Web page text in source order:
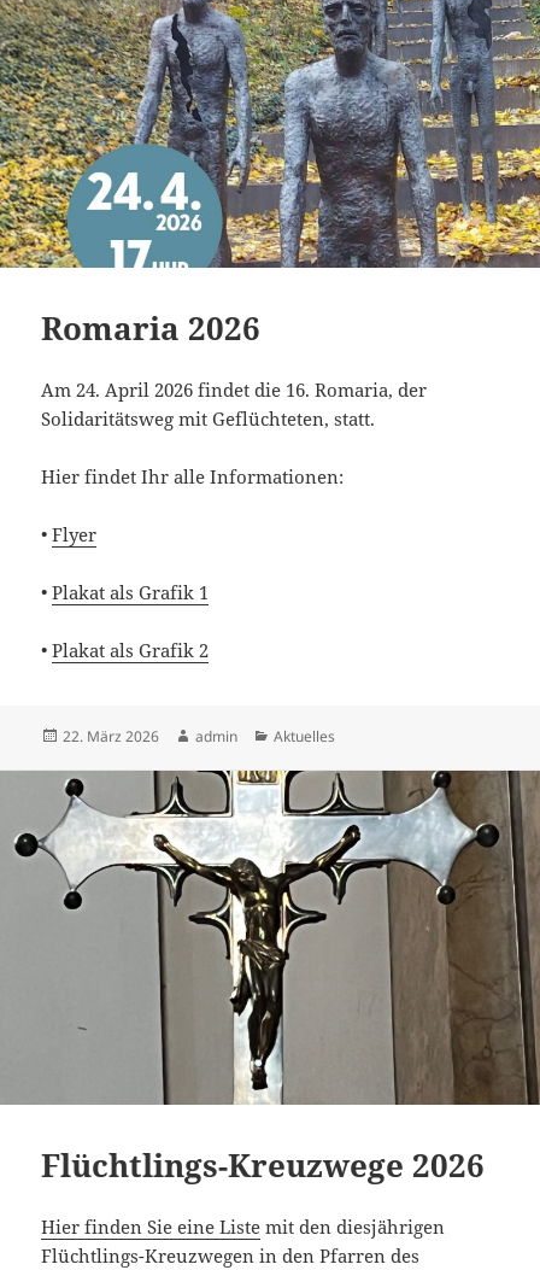
Romaria 2026
Am 24. April 2026 findet die 16. Romaria, der
Solidaritätsweg mit Geflüchteten, statt.
Hier findet Ihr alle Informationen:
•Flyer
•Plakat als Grafik 1
•Plakat als Grafik 2
Veröffentlicht
22. März 2026 Autor
admin Kategorien
Aktuelles
Flüchtlings-Kreuzwege 2026
Hier finden Sie eine Liste mit den diesjährigen
Flüchtlings-Kreuzwegen in den Pfarren des